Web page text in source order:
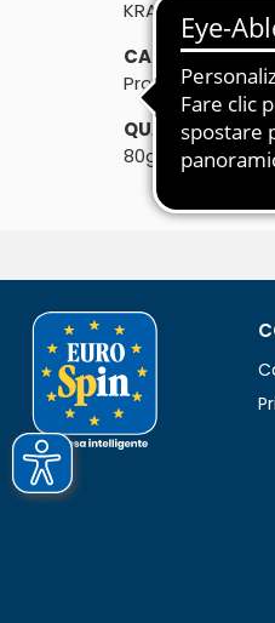
KRAPFEN ALLA
Prodotto
QUANTITÀ:
80g